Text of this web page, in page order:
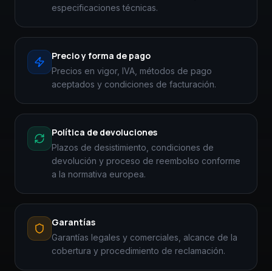
especificaciones técnicas.
Precio y forma de pago
Precios en vigor, IVA, métodos de pago
aceptados y condiciones de facturación.
Política de devoluciones
Plazos de desistimiento, condiciones de
devolución y proceso de reembolso conforme
a la normativa europea.
Garantías
Garantías legales y comerciales, alcance de la
cobertura y procedimiento de reclamación.